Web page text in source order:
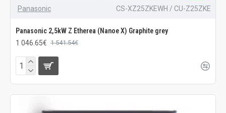
Panasonic CS-XZ25ZKEWH / CU-Z25ZKE
Panasonic 2,5kW Z Etherea (Nanoe X) Graphite grey
1 046.65€ 1 541.54€